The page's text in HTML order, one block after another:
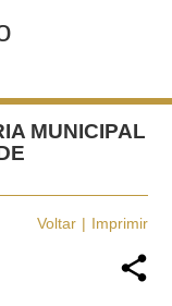
MUNICIPAL
Voltar Imprimir